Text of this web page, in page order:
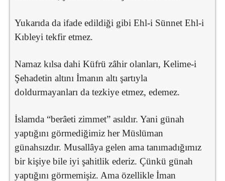
Yukarıda da ifade edildiği gibi Ehl-i Sünnet Ehl-i
Kıbleyi tekfir etmez.
Namaz kılsa dahi Küfrü zâhir olanları, Kelime-i
Şehadetin altını İmanın altı şartıyla
doldurmayanları da tezkiye etmez, edemez.
İslamda “berâeti zimmet” asıldır. Yani günah
yaptığını görmediğimiz her Müslüman
günahsızdır. Musallâya gelen ama tanımadığımız
bir kişiye bile iyi şahitlik ederiz. Çünkü günah
yaptığını görmemişiz. Ama özellikle İman